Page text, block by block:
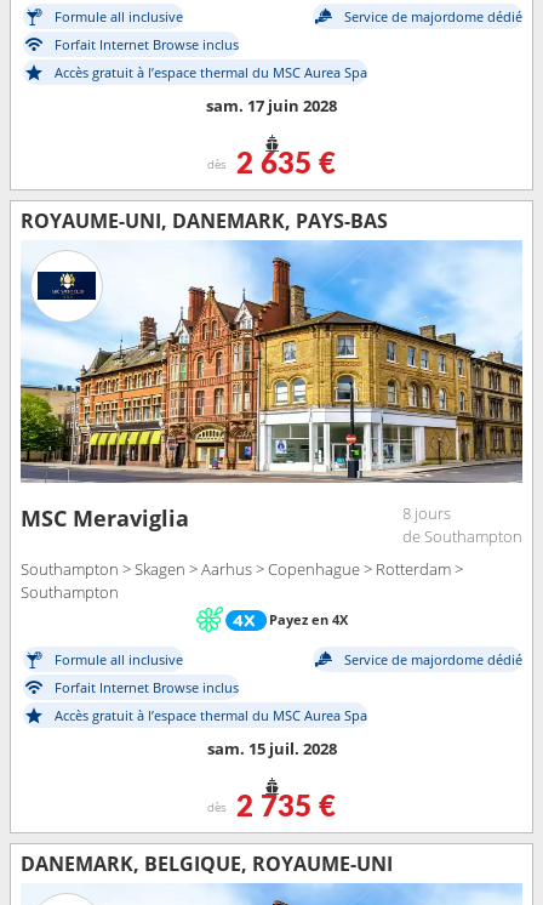
Formule all inclusive
Service de majordome dédié
Forfait Internet Browse inclus
Accès gratuit à l’espace thermal du MSC Aurea Spa
sam. 17 juin 2028
dès 2 635 €
ROYAUME-UNI, DANEMARK, PAYS-BAS
MSC Meraviglia
8 jours
de Southampton
Southampton > Skagen > Aarhus > Copenhague > Rotterdam >
Southampton
Payez en 4X
Formule all inclusive
Service de majordome dédié
Forfait Internet Browse inclus
Accès gratuit à l’espace thermal du MSC Aurea Spa
sam. 15 juil. 2028
dès 2 735 €
DANEMARK, BELGIQUE, ROYAUME-UNI